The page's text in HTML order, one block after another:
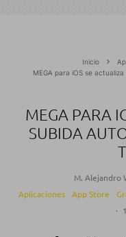
Inicio
MEGA para iOS se
MEGA PARA
SUBIDA
M. Alejandro
Aplicaciones
App Store
·